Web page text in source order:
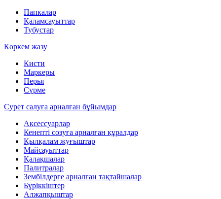
Папкалар
Қаламсауыттар
Тубустар
Көркем жазу
Кисти
Маркеры
Перья
Сүрме
Сурет салуға арналған бұйымдар
Аксессуарлар
Кенепті созуға арналған құралдар
Қылқалам жуғыштар
Майсауыттар
Қалақшалар
Палитралар
Зембілдерге арналған тақтайшалар
Бүріккіштер
Алжапқыштар